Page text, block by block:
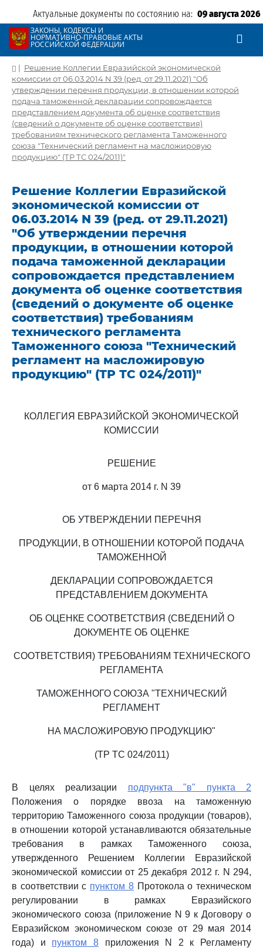
Актуальные документы по состоянию на: 09 августа 2026
ЗАКОНЫ, КОДЕКСЫ И
НОРМАТИВНО-ПРАВОВЫЕ АКТЫ
РОССИЙСКОЙ ФЕДЕРАЦИИ
| Решение Коллегии Евразийской экономической
комиссии от 06.03.2014 N 39 (ред. от 29.11.2021) "Об
утверждении перечня продукции, в отношении которой
подача таможенной декларации сопровождается
представлением документа об оценке соответствия
(сведений о документе об оценке соответствия)
требованиям технического регламента Таможенного
союза "Технический регламент на масложировую
продукцию" (ТР ТС 024/2011)"
Решение Коллегии Евразийской
экономической комиссии от
06.03.2014 N 39 (ред. от 29.11.2021)
"Об утверждении перечня
продукции, в отношении которой
подача таможенной декларации
сопровождается представлением
документа об оценке соответствия
(сведений о документе об оценке
соответствия) требованиям
технического регламента
Таможенного союза "Технический
регламент на масложировую
продукцию" (ТР ТС 024/2011)"
КОЛЛЕГИЯ ЕВРАЗИЙСКОЙ ЭКОНОМИЧЕСКОЙ
КОМИССИИ
РЕШЕНИЕ
от 6 марта 2014 г. N 39
ОБ УТВЕРЖДЕНИИ ПЕРЕЧНЯ
ПРОДУКЦИИ, В ОТНОШЕНИИ КОТОРОЙ ПОДАЧА
ТАМОЖЕННОЙ
ДЕКЛАРАЦИИ СОПРОВОЖДАЕТСЯ
ПРЕДСТАВЛЕНИЕМ ДОКУМЕНТА
ОБ ОЦЕНКЕ СООТВЕТСТВИЯ (СВЕДЕНИЙ О
ДОКУМЕНТЕ ОБ ОЦЕНКЕ
СООТВЕТСТВИЯ) ТРЕБОВАНИЯМ ТЕХНИЧЕСКОГО
РЕГЛАМЕНТА
ТАМОЖЕННОГО СОЮЗА "ТЕХНИЧЕСКИЙ
РЕГЛАМЕНТ
НА МАСЛОЖИРОВУЮ ПРОДУКЦИЮ"
(ТР ТС 024/2011)
В целях реализации подпункта "в" пункта 2
Положения о порядке ввоза на таможенную
территорию Таможенного союза продукции (товаров),
в отношении которой устанавливаются обязательные
требования в рамках Таможенного союза,
утвержденного Решением Коллегии Евразийской
экономической комиссии от 25 декабря 2012 г. N 294,
в соответствии с пунктом 8Протокола о техническом
регулировании в рамках Евразийского
экономического союза (приложение N 9 к Договору о
Евразийском экономическом союзе от 29 мая 2014
года) и пунктом 8приложения N 2 к Регламенту